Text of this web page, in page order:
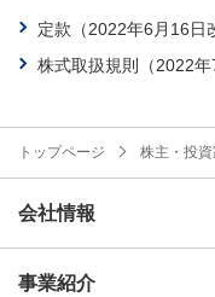
定款（2022年6月16日
株式取扱規則（2022年
トップページ 株主・投
会社情報
事業紹介